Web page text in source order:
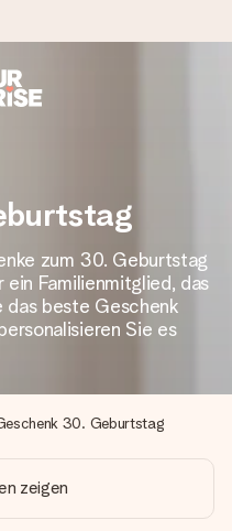
verschickt
vor und schicken es
zum richtigen Zeitpunkt
meisten zählt.
Bewertungen)
bewerten uns mit
aller Länder, in
Uhr
Uhr
zum 30. Geburtstag
Familienmitglied, das
beste Geschenk
Sie es
30. Geburtstag
zeigen